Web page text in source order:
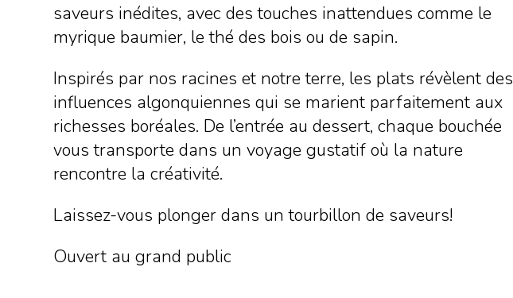
saveurs inédites, avec des touches inattendues comme le
myrique baumier, le thé des bois ou de sapin.
Inspirés par nos racines et notre terre, les plats révèlent des
influences algonquiennes qui se marient parfaitement aux
richesses boréales. De l’entrée au dessert, chaque bouchée
vous transporte dans un voyage gustatif où la nature
rencontre la créativité.
Laissez-vous plonger dans un tourbillon de saveurs!
Ouvert au grand public